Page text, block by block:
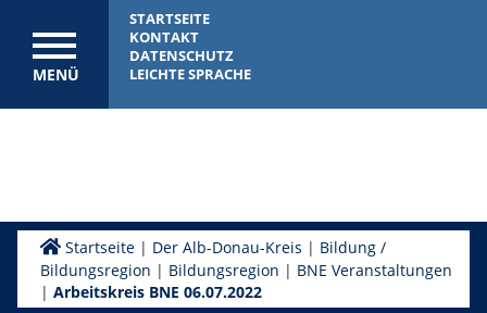
MENÜ
STARTSEITE
KONTAKT
DATENSCHUTZ
LEICHTE SPRACHE
Startseite| Der Alb-Donau-Kreis | Bildung /
Bildungsregion | Bildungsregion | BNE Veranstaltungen
| Arbeitskreis BNE 06.07.2022